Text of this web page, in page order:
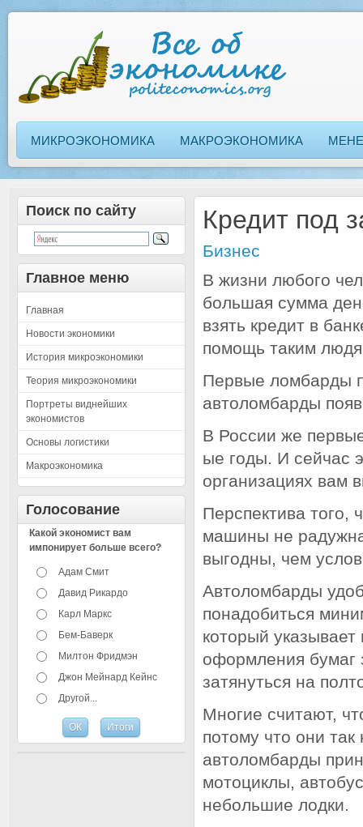
МИКРОЭКОНОМИКА МАКРОЭКОНОМИКА
Поиск по сайту
Главное меню
Главная
Новости экономики
История микроэкономики
Теория микроэкономики
Портреты виднейших
экономистов
Основы логистики
Макроэкономика
Голосование
Какой экономист вам
импонирует больше всего?
Адам Смит
Давид Рикардо
Карл Маркс
Бем-Баверк
Милтон Фридмэн
Джон Мейнард Кейнс
Другой...
Кредит под
Бизнес
В жизни любого
большая сумма
взять кредит в
помощь таким
Первые ломбарды
автоломбарды
В России же
ые годы. И сейчас
организациях вам
Перспектива того,
машины не
выгодны, чем
Автоломбарды
понадобиться
который
оформления бумаг
затянуться на
Многие считают,
потому что они
автоломбарды
мотоциклы,
небольшие лодки.